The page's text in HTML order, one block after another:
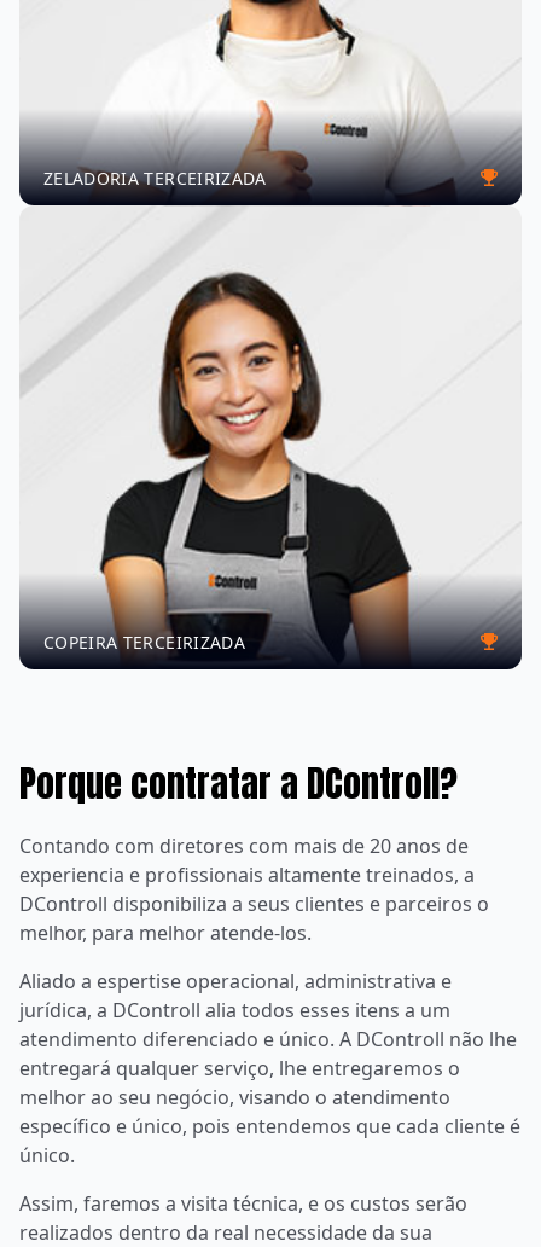
ZELADORIA TERCEIRIZADA
COPEIRA TERCEIRIZADA
Porque contratar a DControll?
Contando com diretores com mais de 20 anos de
experiencia e profissionais altamente treinados, a
DControll disponibiliza a seus clientes e parceiros o
melhor, para melhor atende-los.
Aliado a espertise operacional, administrativa e
jurídica, a DControll alia todos esses itens a um
atendimento diferenciado e único. A DControll não lhe
entregará qualquer serviço, lhe entregaremos o
melhor ao seu negócio, visando o atendimento
específico e único, pois entendemos que cada cliente é
único.
Assim, faremos a visita técnica, e os custos serão
realizados dentro da real necessidade da sua